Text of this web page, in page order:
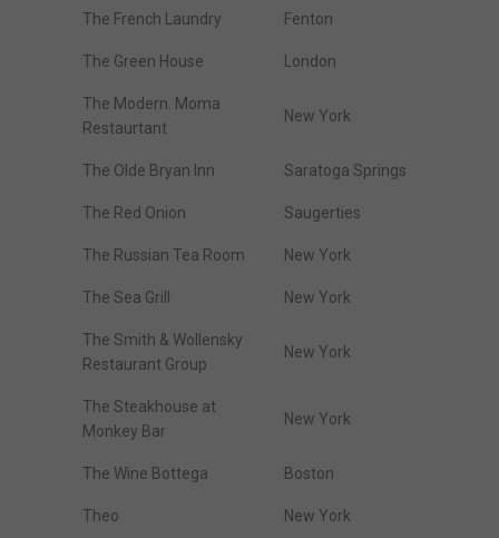
The French Laundry Fenton
The Green House London
The Modern. Moma
Restaurtant
New York
The Olde Bryan Inn Saratoga Springs
The Red Onion Saugerties
The Russian Tea Room New York
The Sea Grill New York
The Smith & Wollensky
Restaurant Group
New York
The Steakhouse at
Monkey Bar
New York
The Wine Bottega Boston
Theo New York